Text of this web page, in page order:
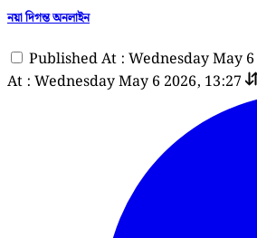
নয়া দিগন্ত অনলাইন
Published At : Wednesday May 6
At : Wednesday May 6 2026, 13:27